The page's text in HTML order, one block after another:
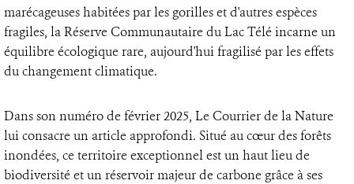
marécageuses habitées par les gorilles et d'autres espèces
fragiles, la Réserve Communautaire du Lac Télé incarne un
équilibre écologique rare, aujourd'hui fragilisé par les effets
du changement climatique.
Dans son numéro de février 2025, Le Courrier de la Nature
lui consacre un article approfondi. Situé au cœur des forêts
inondées, ce territoire exceptionnel est un haut lieu de
biodiversité et un réservoir majeur de carbone grâce à ses